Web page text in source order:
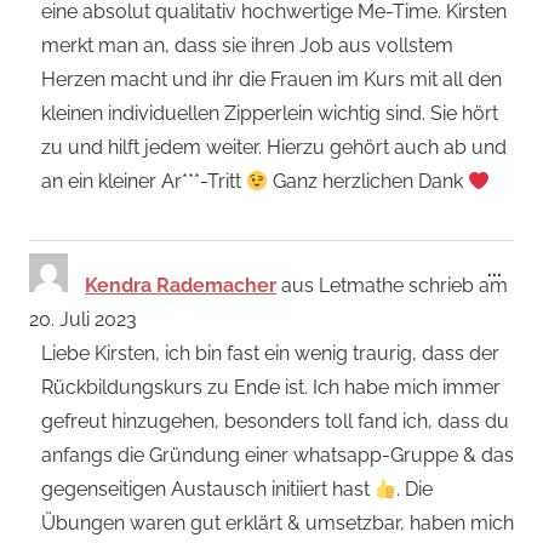
eine absolut qualitativ hochwertige Me-Time. Kirsten
merkt man an, dass sie ihren Job aus vollstem
Herzen macht und ihr die Frauen im Kurs mit all den
kleinen individuellen Zipperlein wichtig sind. Sie hört
zu und hilft jedem weiter. Hierzu gehört auch ab und
an ein kleiner Ar***-Tritt
Ganz herzlichen Dank
Kendra Rademacher aus Letmathe schrieb am
20. Juli 2023
Liebe Kirsten, ich bin fast ein wenig traurig, dass der
Rückbildungskurs zu Ende ist. Ich habe mich immer
gefreut hinzugehen, besonders toll fand ich, dass du
anfangs die Gründung einer whatsapp-Gruppe & das
gegenseitigen Austausch initiiert hast
. Die
Übungen waren gut erklärt & umsetzbar, haben mich
...